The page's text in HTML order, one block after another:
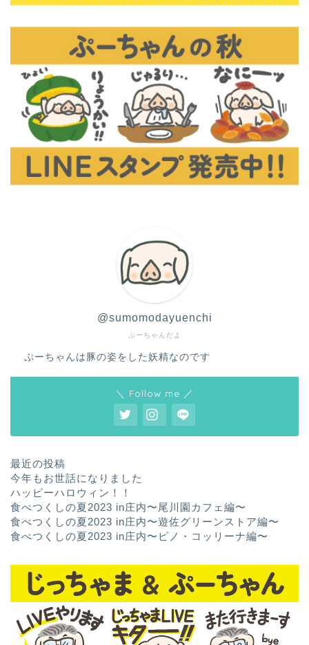
ぷーちゃんだよ
@sumomodayuenchi
ぷーちゃんは豚の姿をした妖精なのです
＼ Follow me ／
最近の投稿
今年もお世話になりました
ハッピーハロウィン！！
食べつくしの夏2023 in庄内〜尾川園カフェ編〜
食べつくしの夏2023 in庄内〜遊佐グリーンストア編〜
食べつくしの夏2023 in庄内〜ピノ・コッリーナ編〜
ホーム